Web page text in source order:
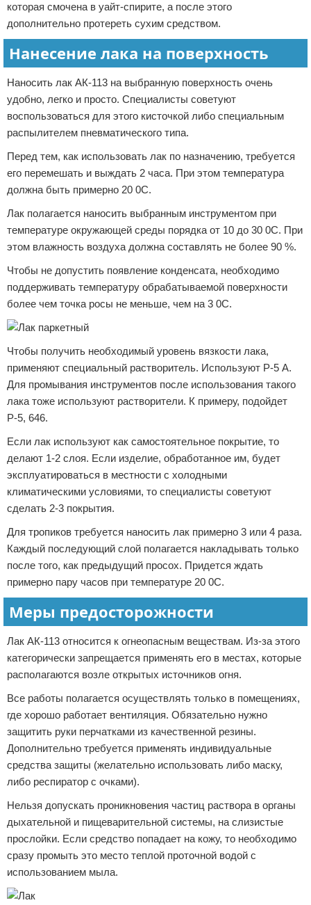
которая смочена в уайт-спирите, а после этого
дополнительно протереть сухим средством.
Нанесение лака на поверхность
Наносить лак АК-113 на выбранную поверхность очень
удобно, легко и просто. Специалисты советуют
воспользоваться для этого кисточкой либо специальным
распылителем пневматического типа.
Перед тем, как использовать лак по назначению, требуется
его перемешать и выждать 2 часа. При этом температура
должна быть примерно 20 0С.
Лак полагается наносить выбранным инструментом при
температуре окружающей среды порядка от 10 до 30 0С. При
этом влажность воздуха должна составлять не более 90 %.
Чтобы не допустить появление конденсата, необходимо
поддерживать температуру обрабатываемой поверхности
более чем точка росы не меньше, чем на 3 0С.
Чтобы получить необходимый уровень вязкости лака,
применяют специальный растворитель. Используют Р-5 А.
Для промывания инструментов после использования такого
лака тоже используют растворители. К примеру, подойдет
Р-5, 646.
Если лак используют как самостоятельное покрытие, то
делают 1-2 слоя. Если изделие, обработанное им, будет
эксплуатироваться в местности с холодными
климатическими условиями, то специалисты советуют
сделать 2-3 покрытия.
Для тропиков требуется наносить лак примерно 3 или 4 раза.
Каждый последующий слой полагается накладывать только
после того, как предыдущий просох. Придется ждать
примерно пару часов при температуре 20 0С.
Меры предосторожности
Лак АК-113 относится к огнеопасным веществам. Из-за этого
категорически запрещается применять его в местах, которые
располагаются возле открытых источников огня.
Все работы полагается осуществлять только в помещениях,
где хорошо работает вентиляция. Обязательно нужно
защитить руки перчатками из качественной резины.
Дополнительно требуется применять индивидуальные
средства защиты (желательно использовать либо маску,
либо респиратор с очками).
Нельзя допускать проникновения частиц раствора в органы
дыхательной и пищеварительной системы, на слизистые
прослойки. Если средство попадает на кожу, то необходимо
сразу промыть это место теплой проточной водой с
использованием мыла.